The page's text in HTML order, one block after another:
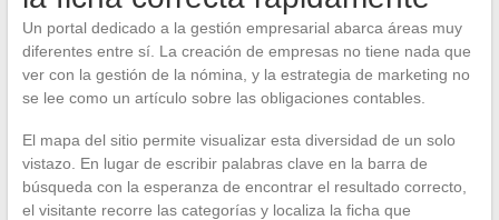
Un portal dedicado a la gestión empresarial abarca áreas muy
diferentes entre sí. La creación de empresas no tiene nada que
ver con la gestión de la nómina, y la estrategia de marketing no
se lee como un artículo sobre las obligaciones contables.
El mapa del sitio permite visualizar esta diversidad de un solo
vistazo. En lugar de escribir palabras clave en la barra de
búsqueda con la esperanza de encontrar el resultado correcto,
el visitante recorre las categorías y localiza la ficha que